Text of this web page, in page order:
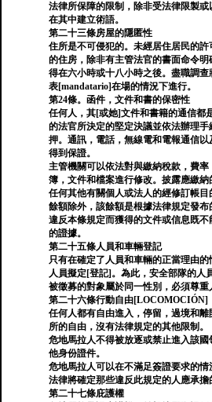
法律所保障的限制，除非受法律限製
在其中建立術語。
第二十三條房屋的隱匿性
住所是不可侵犯的。未經居住居民的
的住房，除非有主管法官的書面命令
得在六小時或十八小時之後。盡職調
表[mandatario]在場的情況下進行。
第24條。函件，文件和書的保密性
任何人，其[或她]文件和書籍的通信都
的法官所決定的堅定決議並依法辦理
押。通訊，電話，無線電和電報通信
得到保證。
主管機關可以依法對與繳納稅款，費
簿，文件和檔案進行修改。披露應繳
任何其他有關個人或法人的經修訂帳
餘額除外，該餘額是根據法律規定發布
違反本條規定而獲得的文件或信息既
的證據。
第二十五條人員和車輛登記
只有在確定了人員和車輛的正當理由
人員擬定[登記]。為此，安全部隊的人
被徵募的對象屬於同一性別，必須尊重
第二十六條行動自由[LOCOMOCIÓN]
任何人都有自由進入，停留，過境和
所的自由，沒有法律規定的其他限制。
危地馬拉人不得被放逐或禁止進入該
他身份證件。
危地馬拉人可以在不滿足簽證要求的情
法律將確定那些違反此規定的人應承擔
第二十七條庇護權